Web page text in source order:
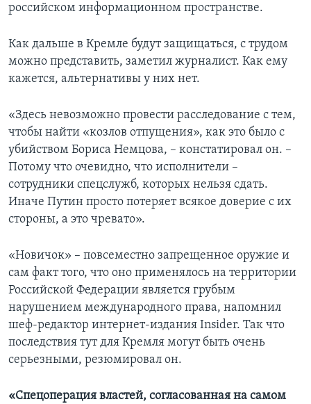
российском информационном пространстве.
Как дальше в Кремле будут защищаться, с трудом
можно представить, заметил журналист. Как ему
кажется, альтернативы у них нет.
«Здесь невозможно провести расследование с тем,
чтобы найти «козлов отпущения», как это было с
убийством Бориса Немцова, – констатировал он. –
Потому что очевидно, что исполнители –
сотрудники спецслужб, которых нельзя сдать.
Иначе Путин просто потеряет всякое доверие с их
стороны, а это чревато».
«Новичок» – повсеместно запрещенное оружие и
сам факт того, что оно применялось на территории
Российской Федерации является грубым
нарушением международного права, напомнил
шеф-редактор интернет-издания Insider. Так что
последствия тут для Кремля могут быть очень
серьезными, резюмировал он.
«Спецоперация властей, согласованная на самом